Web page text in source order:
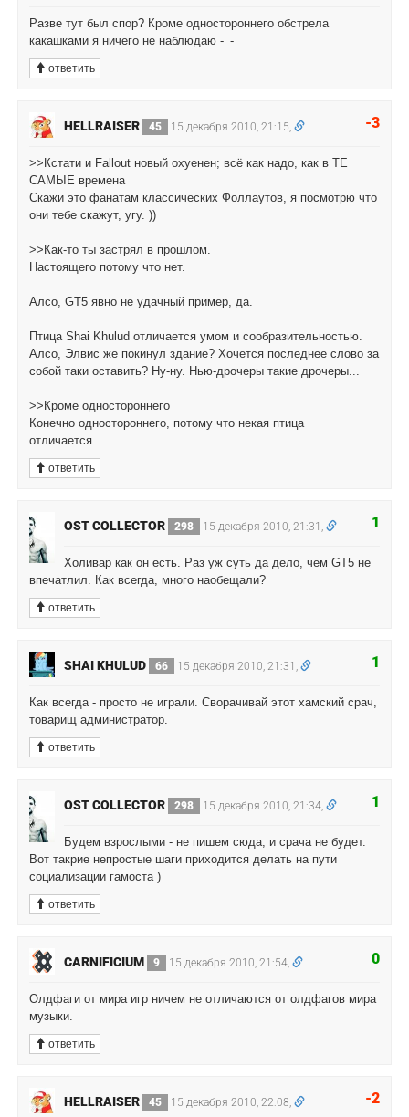
Разве тут был спор? Кроме одностороннего обстрела
какашками я ничего не наблюдаю -_-
ответить
-3
HELLRAISER 45 15 декабря 2010, 21:15,
>>Кстати и Fallout новый охуенен; всё как надо, как в ТЕ
САМЫЕ времена
Скажи это фанатам классических Фоллаутов, я посмотрю что
они тебе скажут, угу. ))
>>Как-то ты застрял в прошлом.
Настоящего потому что нет.
Алсо, GT5 явно не удачный пример, да.
Птица Shai Khulud отличается умом и сообразительностью.
Алсо, Элвис же покинул здание? Хочется последнее слово за
собой таки оставить? Ну-ну. Нью-дрочеры такие дрочеры...
>>Кроме одностороннего
Конечно одностороннего, потому что некая птица
отличается...
ответить
1
OST COLLECTOR 298 15 декабря 2010, 21:31,
Холивар как он есть. Раз уж суть да дело, чем GT5 не
впечатлил. Как всегда, много наобещали?
ответить
1
SHAI KHULUD 66 15 декабря 2010, 21:31,
Как всегда - просто не играли. Сворачивай этот хамский срач,
товарищ администратор.
ответить
1
OST COLLECTOR 298 15 декабря 2010, 21:34,
Будем взрослыми - не пишем сюда, и срача не будет.
Вот такрие непростые шаги приходится делать на пути
социализации гамоста )
ответить
0
CARNIFICIUM 9 15 декабря 2010, 21:54,
Олдфаги от мира игр ничем не отличаются от олдфагов мира
музыки.
ответить
-2
HELLRAISER 45 15 декабря 2010, 22:08,